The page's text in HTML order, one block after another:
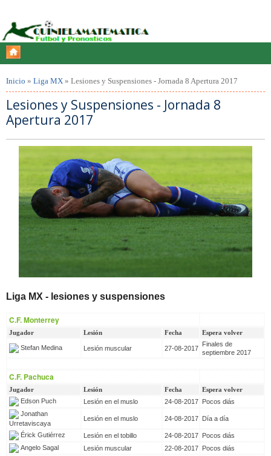
Inicio » Liga MX » Lesiones y Suspensiones - Jornada 8 Apertura 2017
Lesiones y Suspensiones - Jornada 8
Apertura 2017
Liga MX - lesiones y suspensiones
C.F. Monterrey
Jugador Lesión Fecha Espera volver
Stefan Medina Lesión muscular 27-08-2017
Finales de
septiembre 2017
C.F. Pachuca
Jugador Lesión Fecha
Espera volver
Edson Puch
Lesión en el muslo 24-08-2017
Pocos diás
Jonathan
Urretaviscaya
Lesión en el muslo 24-08-2017 Día a día
Érick Gutiérrez Lesión en el tobillo 24-08-2017
Pocos diás
Angelo Sagal
Lesión muscular 22-08-2017 Pocos diás